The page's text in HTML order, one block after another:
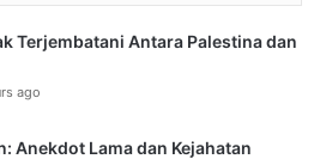
Terjembatani Antara Palestina dan
ago
Anekdot Lama dan Kejahatan